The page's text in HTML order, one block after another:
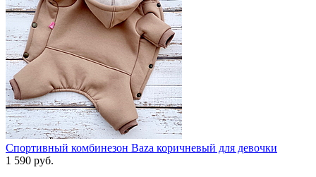
Спортивный комбинезон Baza коричневый для девочки
1 590 руб.